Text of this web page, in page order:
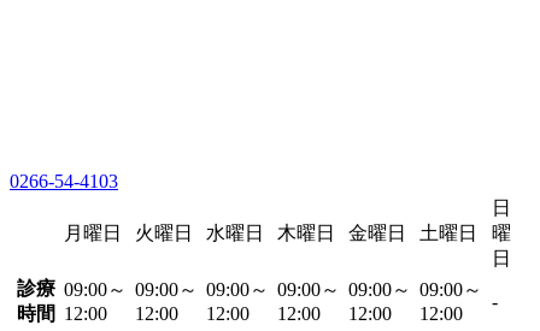
0266-54-4103
月曜日 火曜日 水曜日 木曜日 金曜日 土曜日
日
曜
日
診療
時間
09:00～
12:00
09:00～
12:00
09:00～
12:00
09:00～
12:00
09:00～
12:00
09:00～
12:00
-